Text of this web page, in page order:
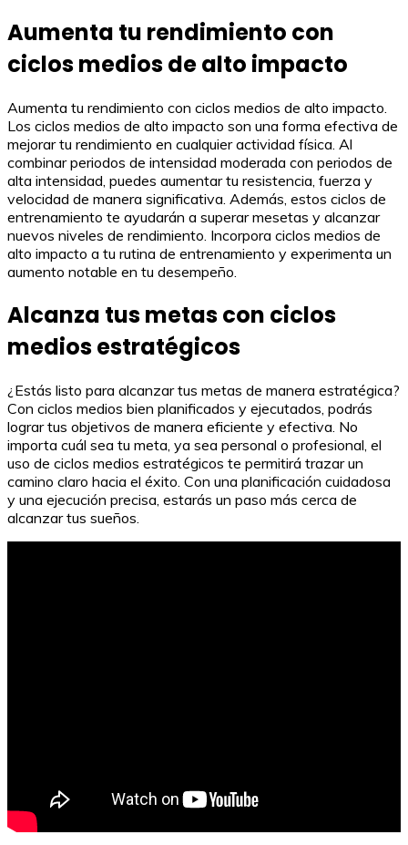
Aumenta tu rendimiento con
ciclos medios de alto impacto
Aumenta tu rendimiento con ciclos medios de alto impacto.
Los ciclos medios de alto impacto son una forma efectiva de
mejorar tu rendimiento en cualquier actividad física. Al
combinar periodos de intensidad moderada con periodos de
alta intensidad, puedes aumentar tu resistencia, fuerza y
velocidad de manera significativa. Además, estos ciclos de
entrenamiento te ayudarán a superar mesetas y alcanzar
nuevos niveles de rendimiento. Incorpora ciclos medios de
alto impacto a tu rutina de entrenamiento y experimenta un
aumento notable en tu desempeño.
Alcanza tus metas con ciclos
medios estratégicos
¿Estás listo para alcanzar tus metas de manera estratégica?
Con ciclos medios bien planificados y ejecutados, podrás
lograr tus objetivos de manera eficiente y efectiva. No
importa cuál sea tu meta, ya sea personal o profesional, el
uso de ciclos medios estratégicos te permitirá trazar un
camino claro hacia el éxito. Con una planificación cuidadosa
y una ejecución precisa, estarás un paso más cerca de
alcanzar tus sueños.